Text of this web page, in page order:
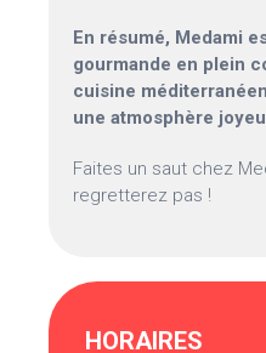
En résumé, Medami
gourmande en plein
cuisine
une atmosphère
Faites un saut chez
regretterez pas !
HORAIRES